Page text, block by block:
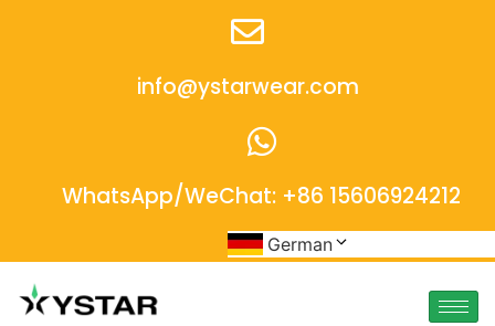
info@ystarwear.com
WhatsApp/WeChat: +86 15606924212
German